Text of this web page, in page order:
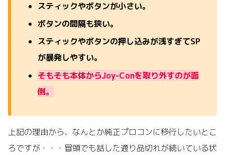
スティックやボタンが小さい。
ボタンの間隔も狭い。
スティックやボタンの押し込みが浅すぎてSP
が暴発しやすい。
そもそも本体からJoy-Conを取り外すのが面
倒。
上記の理由から、なんとか純正プロコンに移行したいとこ
ろですが・・・冒頭でも話した通り品切れが続いている状